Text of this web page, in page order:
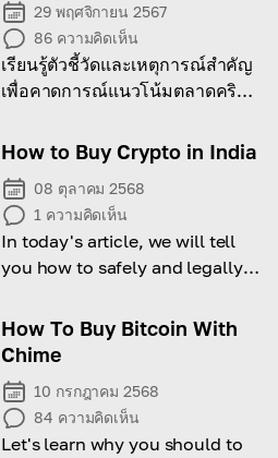
29 พฤศจิกายน 2567
86 ความคิดเห็น
เรียนรู้ตัวชี้วัดและเหตุการณ์สำคัญ
เพื่อคาดการณ์แนวโน้มตลาดคริป
How to Buy Crypto in India
08 ตุลาคม 2568
1 ความคิดเห็น
In today's article, we will tell
you how to safely and legally
How To Buy Bitcoin With
Chime
10 กรกฎาคม 2568
84 ความคิดเห็น
Let's learn why you should to